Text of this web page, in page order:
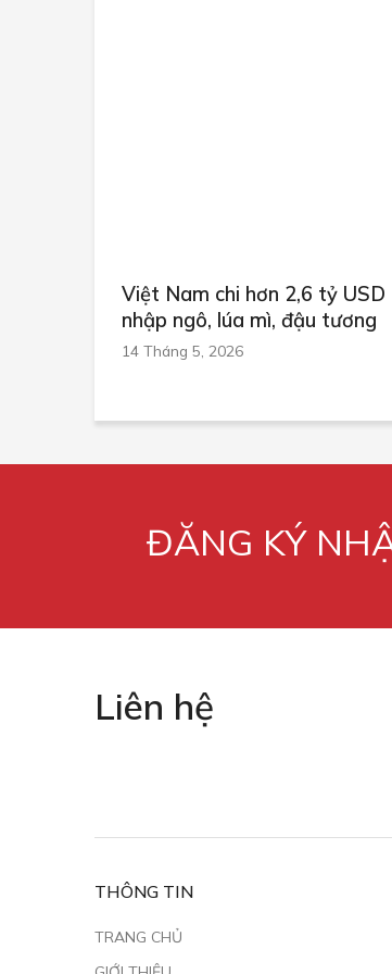
Việt Nam chi hơn 2,6 tỷ USD
nhập ngô, lúa mì, đậu tương
14 Tháng 5, 2026
ĐĂNG KÝ
Liên hệ
THÔNG TIN
TRANG CHỦ